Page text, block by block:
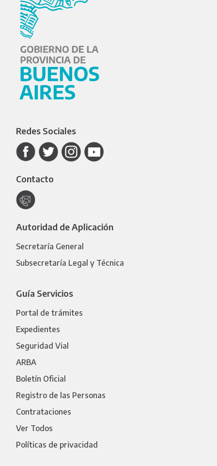
Redes Sociales
Contacto
Autoridad de Aplicación
Secretaría General
Subsecretaría Legal y Técnica
Guía Servicios
Portal de trámites
Expedientes
Seguridad Vial
ARBA
Boletín Oficial
Registro de las Personas
Contrataciones
Ver Todos
Políticas de privacidad